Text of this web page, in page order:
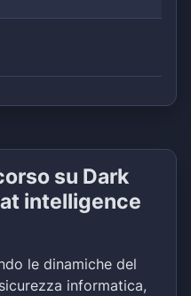
su Dark
intelligence
le dinamiche del
informatica,